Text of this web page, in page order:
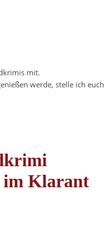
mit.
werde, stelle ich euch
im Klarant